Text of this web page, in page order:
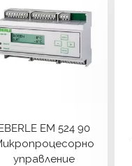
EM 524 90
управление